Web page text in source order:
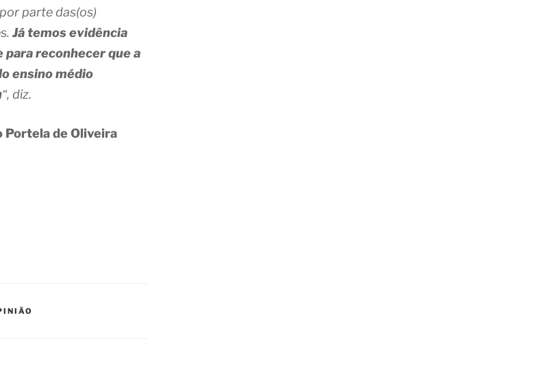
parte das(os)
Já temos evidência
reconhecer que a
ensino médio
“, diz.
Portela de Oliveira